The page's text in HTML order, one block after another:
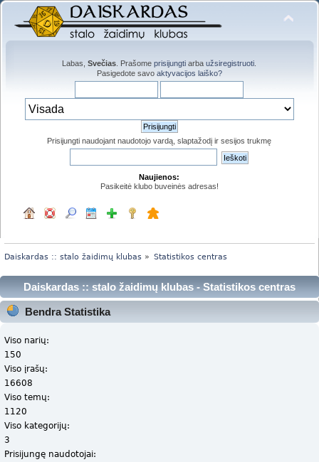
Labas,Svečias . Prašomeprisijungti arbaužsiregistruoti
Pasigedote savo aktyvacijos laiško?
Prisijungti naudojant naudotojo vardą, slaptažodį ir sesijos trukmę
Naujienos:
Pasikeitė klubo buveinės adresas!
Daiskardas :: stalo žaidimų klubas » Statistikos centras
Daiskardas :: stalo žaidimų klubas - Statistikos centras
Bendra Statistika
Viso narių:
150
Viso įrašų:
16608
Viso temų:
1120
Viso kategorijų:
3
Prisijungę naudotojai: